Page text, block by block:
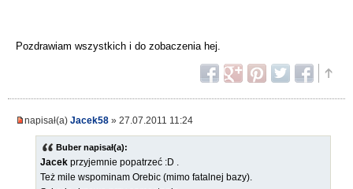
Pozdrawiam wszystkich i do zobaczenia hej.
napisał(a) Jacek58 » 27.07.2011 11:24
Buber napisał(a):
Jacek przyjemnie popatrzeć :D .
Też mile wspominam Orebic (mimo fatalnej bazy).